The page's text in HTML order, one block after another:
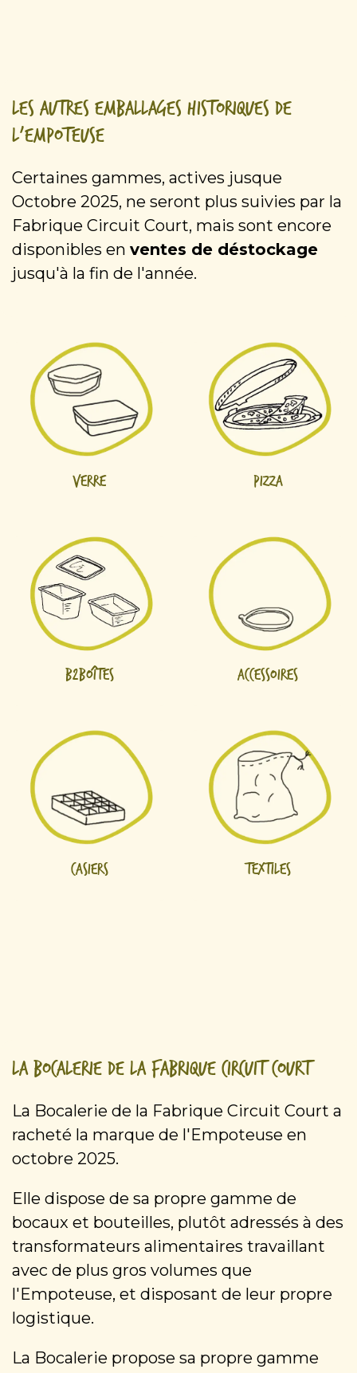
Les autres emballages historiques de
l'Empoteuse
Certaines gammes, actives jusque
Octobre 2025, ne seront plus suivies par la
Fabrique Circuit Court, mais sont encore
disponibles en ventes de déstockage
jusqu'à la fin de l'année.
Verre Pizza
B2Boîtes Accessoires
Casiers Textiles
La Bocalerie de la Fabrique Circuit Court
La Bocalerie de la Fabrique Circuit Court a
racheté la marque de l'Empoteuse en
octobre 2025.
Elle dispose de sa propre gamme de
bocaux et bouteilles, plutôt adressés à des
transformateurs alimentaires travaillant
avec de plus gros volumes que
l'Empoteuse, et disposant de leur propre
logistique.
La Bocalerie propose sa propre gamme